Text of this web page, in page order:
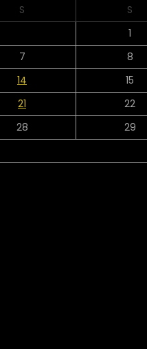
S
S
1
7
8
14
15
21
22
28
29